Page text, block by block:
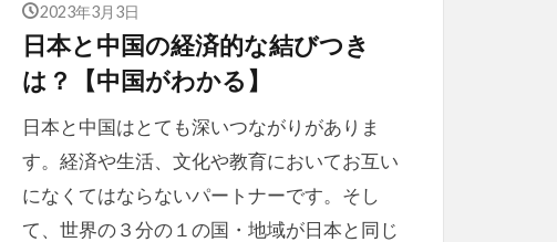
2023年3月3日
日本と中国の経済的な結びつき
は？【中国がわかる】
日本と中国はとても深いつながりがありま
す。経済や生活、文化や教育においてお互い
になくてはならないパートナーです。そし
て、世界の３分の１の国・地域が日本と同じ